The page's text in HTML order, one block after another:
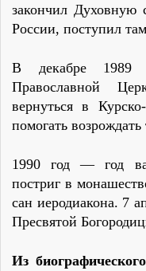
закончил Духовную
России, поступил
В декабре 1989
Православной
вернуться в
помогать
1990 год — год
постриг в
сан иеродиакона. 7
Пресвятой
Из